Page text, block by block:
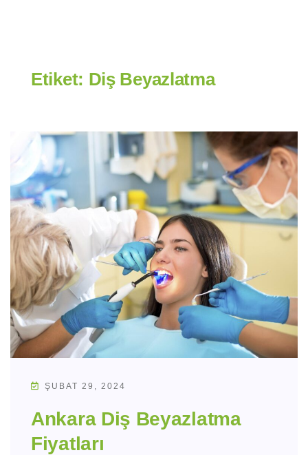
Etiket: Diş Beyazlatma
ŞUBAT 29, 2024
Ankara Diş Beyazlatma
Fiyatları